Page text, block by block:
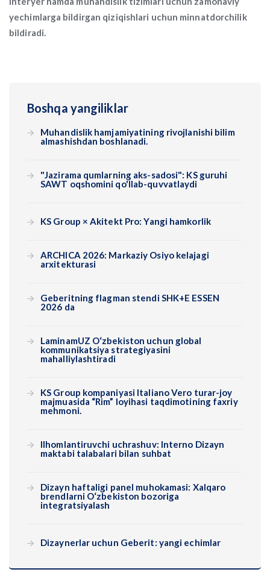
yechimlarga bildirgan qiziqishlari uchun minnatdorchilik
bildiradi.
Boshqa yangiliklar
Muhandislik hamjamiyatining rivojlanishi bilim
almashishdan boshlanadi.
"Jazirama qumlarning aks-sadosi": KS guruhi
SAWT oqshomini qo'llab-quvvatlaydi
KS Group × Akitekt Pro: Yangi hamkorlik
ARCHICA 2026: Markaziy Osiyo kelajagi
arxitekturasi
Geberitning flagman stendi SHK+E ESSEN
2026 da
LaminamUZ O‘zbekiston uchun global
kommunikatsiya strategiyasini
mahalliylashtiradi
KS Group kompaniyasi Italiano Vero turar-joy
majmuasida “Rim” loyihasi taqdimotining faxriy
mehmoni.
Ilhomlantiruvchi uchrashuv: Interno Dizayn
maktabi talabalari bilan suhbat
Dizayn haftaligi panel muhokamasi: Xalqaro
brendlarni O‘zbekiston bozoriga
integratsiyalash
Dizaynerlar uchun Geberit: yangi echimlar